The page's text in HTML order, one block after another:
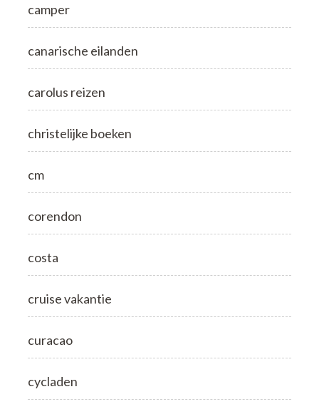
camper
canarische eilanden
carolus reizen
christelijke boeken
cm
corendon
costa
cruise vakantie
curacao
cycladen